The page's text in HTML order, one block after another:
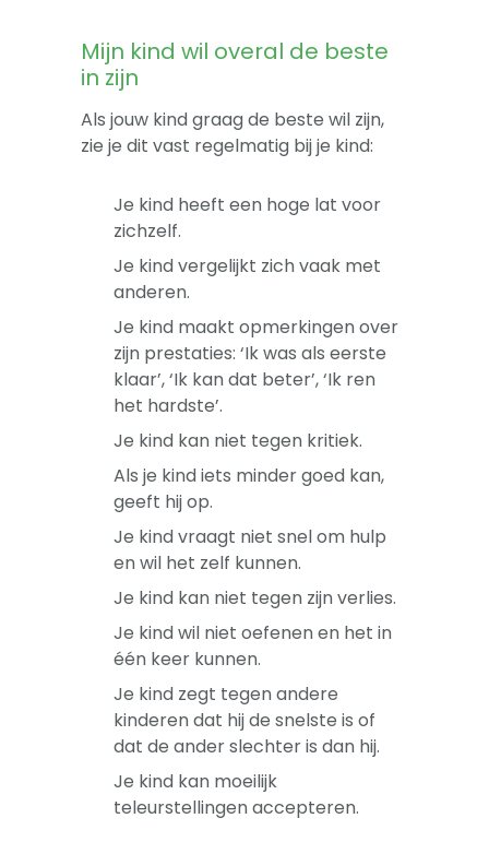
Mijn kind wil overal de beste
in zijn
Als jouw kind graag de beste wil zijn,
zie je dit vast regelmatig bij je kind:
Je kind heeft een hoge lat voor
zichzelf.
Je kind vergelijkt zich vaak met
anderen.
Je kind maakt opmerkingen over
zijn prestaties: ‘Ik was als eerste
klaar’, ‘Ik kan dat beter’, ‘Ik ren
het hardste’.
Je kind kan niet tegen kritiek.
Als je kind iets minder goed kan,
geeft hij op.
Je kind vraagt niet snel om hulp
en wil het zelf kunnen.
Je kind kan niet tegen zijn verlies.
Je kind wil niet oefenen en het in
één keer kunnen.
Je kind zegt tegen andere
kinderen dat hij de snelste is of
dat de ander slechter is dan hij.
Je kind kan moeilijk
teleurstellingen accepteren.